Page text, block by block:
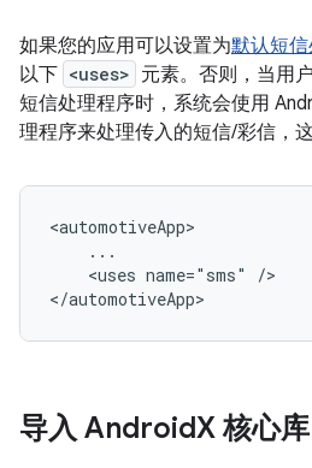
如果您的应用可以设置为默认短
以下 <uses> 元素。否则，当用
短信处理程序时，系统会使用
理程序来处理传入的短信/彩信，
<uses name="sms"
/>
导入 AndroidX 核心库